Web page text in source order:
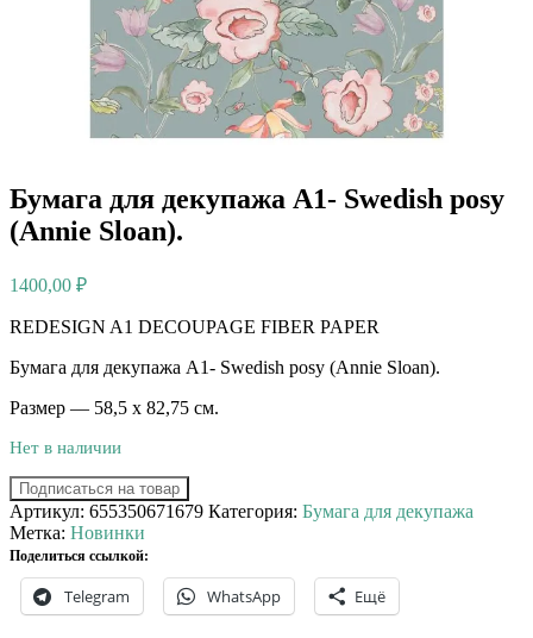
Бумага для декупажа А1- Swedish posy
(Annie Sloan).
1400,00 ₽
REDESIGN A1 DECOUPAGE FIBER PAPER
Бумага для декупажа А1- Swedish posy (Annie Sloan).
Размер — 58,5 х 82,75 см.
Нет в наличии
Подписаться на товар
Артикул: 655350671679 Категория: Бумага для декупажа
Метка: Новинки
Поделиться ссылкой:
Telegram WhatsApp Ещё